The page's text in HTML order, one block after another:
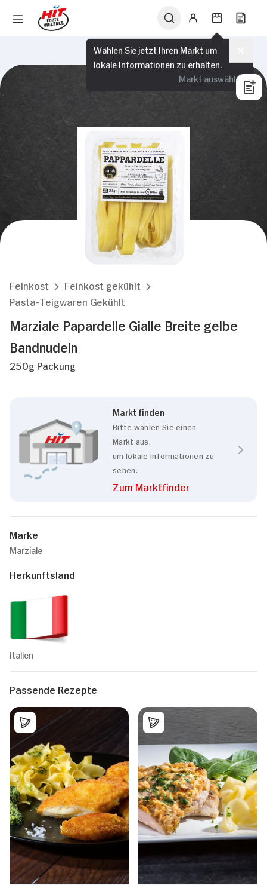
Wählen Sie jetzt Ihren Markt um
lokale Informationen zu erhalten.
Markt auswählen
Feinkost
Feinkost gekühlt
Pasta-Teigwaren Gekühlt
Marziale Papardelle Gialle Breite gelbe
Bandnudeln
250g Packung
Markt finden
Bitte wählen Sie einen
Markt aus,
um lokale Informationen zu
sehen.
Zum Marktfinder
Marke
Marziale
Herkunftsland
Italien
Passende Rezepte